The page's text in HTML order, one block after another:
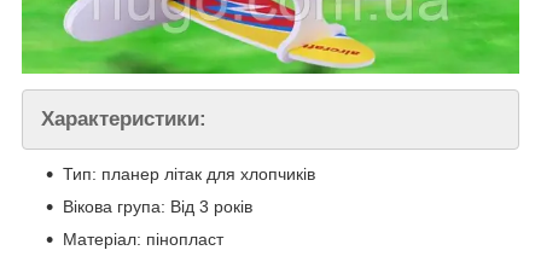
Характеристики:
Тип: планер літак для хлопчиків
Вікова група: Від 3 років
Матеріал: пінопласт